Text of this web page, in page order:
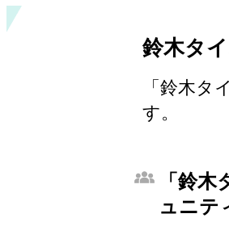
鈴木タ
「鈴木タ
す。
「鈴
ュニテ